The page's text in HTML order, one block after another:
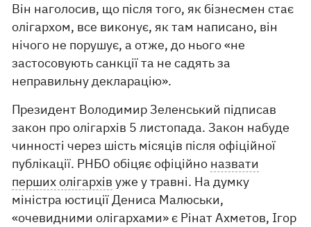
Він наголосив, що після того, як бізнесмен стає
олігархом, все виконує, як там написано, він
нічого не порушує, а отже, до нього «не
застосовують санкції та не садять за
неправильну декларацію».
Президент Володимир Зеленський підписав
закон про олігархів 5 листопада. Закон набуде
чинності через шість місяців після офіційної
публікації. РНБО обіцяє офіційно назвати
перших олігархів уже у травні. На думку
міністра юстиції Дениса Малюськи,
«очевидними олігархами» є Рінат Ахметов, Ігор